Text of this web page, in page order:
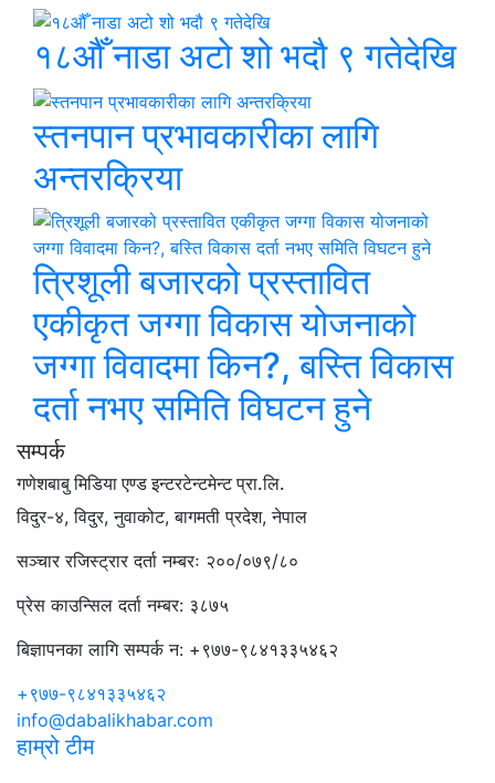
१८औँ नाडा अटो शो भदौ ९ गतेदेखि
स्तनपान प्रभावकारीका लागि
अन्तरक्रिया
त्रिशूली बजारको प्रस्तावित
एकीकृत जग्गा विकास योजनाको
जग्गा विवादमा किन?, बस्ति विकास
दर्ता नभए समिति विघटन हुने
सम्पर्क
गणेशबाबु मिडिया एण्ड इन्टरटेन्टमेन्ट प्रा.लि.
विदुर-४, विदुर, नुवाकोट, बागमती प्रदेश, नेपाल
सञ्चार रजिस्ट्रार दर्ता नम्बरः २००/०७९/८०
प्रेस काउन्सिल दर्ता नम्बर: ३८७५
बिज्ञापनका लागि सम्पर्क न: +९७७-९८४१३३५४६२
+९७७-९८४१३३५४६२
info@dabalikhabar.com
हाम्रो टीम